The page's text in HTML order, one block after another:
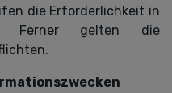
die Erforderlichkeit in
Ferner gelten die